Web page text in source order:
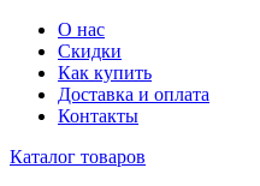
О нас
Скидки
Как купить
Доставка и оплата
Контакты
Каталог товаров